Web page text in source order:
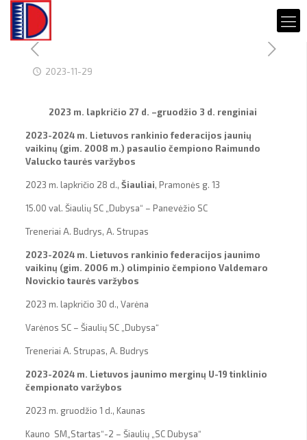
2023-11-29
2023 m. lapkričio 27 d. –gruodžio 3 d. renginiai
2023-2024 m. Lietuvos rankinio federacijos jaunių
vaikinų (gim. 2008 m.) pasaulio čempiono Raimundo
Valucko taurės varžybos
2023 m. lapkričio 28 d., Šiauliai, Pramonės g. 13
15.00 val. Šiaulių SC „Dubysa“ – Panevėžio SC
Treneriai A. Budrys, A. Strupas
2023-2024 m. Lietuvos rankinio federacijos jaunimo
vaikinų (gim. 2006 m.) olimpinio čempiono Valdemaro
Novickio taurės varžybos
2023 m. lapkričio 30 d., Varėna
Varėnos SC – Šiaulių SC „Dubysa“
Treneriai A. Strupas, A. Budrys
2023-2024 m. Lietuvos jaunimo merginų U-19 tinklinio
čempionato varžybos
2023 m. gruodžio 1 d., Kaunas
Kauno SM„Startas“-2 – Šiaulių „SC Dubysa“